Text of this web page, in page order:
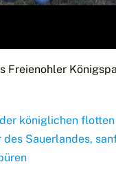
Freienohler
königlichen
des Sauerlandes,